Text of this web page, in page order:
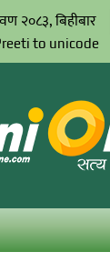
२०८३, बिहीबार
to unicode